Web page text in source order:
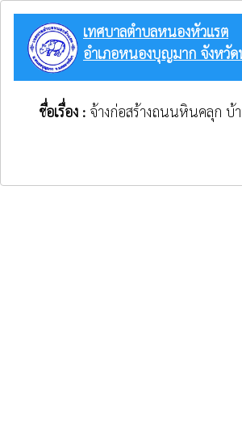
เทศบาลตำบลหนองหัวแรต
อำเภอหนองบุญมาก จังหวัด
ชื่อเรื่อง : จ้างก่อสร้างถนนหินคลุก บ้